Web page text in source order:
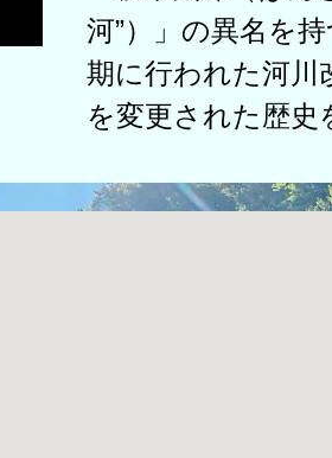
河”）」の異名を
期に行われた河川
を変更された歴史